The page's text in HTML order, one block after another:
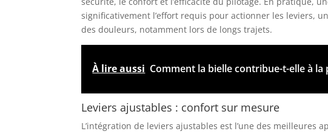
significativement l’effort requis pour actionner les leviers,
des douleurs, notamment lors de longs trajets.
À lire aussi Comment la bielle contribue-t-elle à
Leviers ajustables : confort sur mesure
L’intégration de leviers ajustables est l’une des meilleures